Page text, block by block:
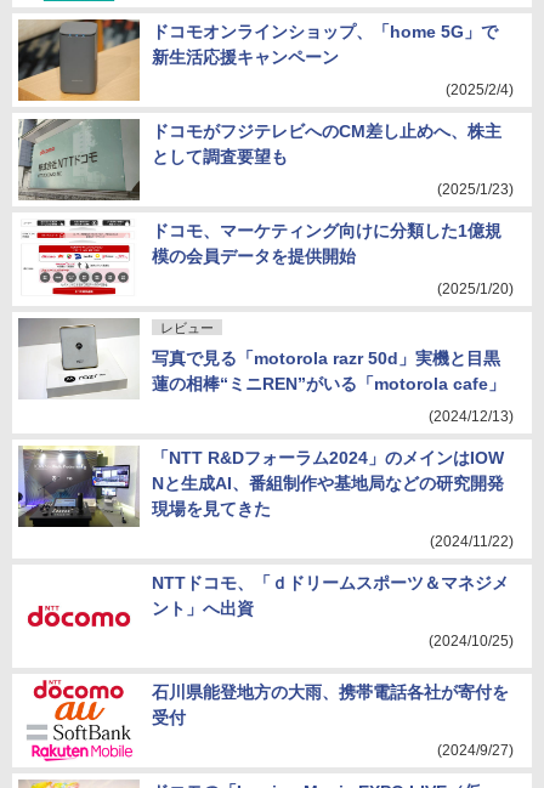
ドコモオンラインショップ、「home 5G」で
新生活応援キャンペーン
(2025/2/4)
ドコモがフジテレビへのCM差し止めへ、株主
として調査要望も
(2025/1/23)
ドコモ、マーケティング向けに分類した1億規
模の会員データを提供開始
(2025/1/20)
レビュー
写真で見る「motorola razr 50d」実機と目黒
蓮の相棒“ミニREN”がいる「motorola cafe」
(2024/12/13)
「NTT R&Dフォーラム2024」のメインはIOW
Nと生成AI、番組制作や基地局などの研究開発
現場を見てきた
(2024/11/22)
NTTドコモ、「ｄドリームスポーツ＆マネジメ
ント」へ出資
(2024/10/25)
石川県能登地方の大雨、携帯電話各社が寄付を
受付
(2024/9/27)